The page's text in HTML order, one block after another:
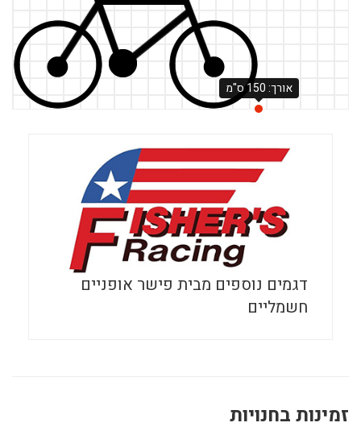
אורך: 150 ס"מ
דגמים נוספים מבית פישר אופניים
חשמליים
זמינות בחנויות